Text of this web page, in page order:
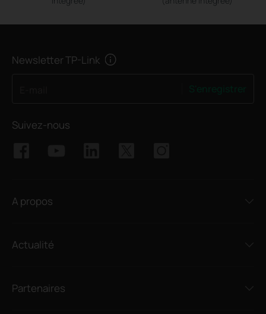
Newsletter TP-Link
Suivez-nous
A propos
Actualité
Partenaires